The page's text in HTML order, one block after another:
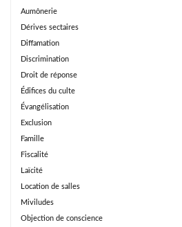
Aumônerie
Dérives sectaires
Diffamation
Discrimination
Droit de réponse
Édifices du culte
Évangélisation
Exclusion
Famille
Fiscalité
Laïcité
Location de salles
Miviludes
Objection de conscience